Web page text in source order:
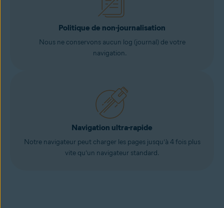
Politique de non-journalisation
Nous ne conservons aucun log (journal) de votre
navigation.
Navigation ultra-rapide
Notre navigateur peut charger les pages jusqu’à 4 fois plus
vite qu’un navigateur standard.